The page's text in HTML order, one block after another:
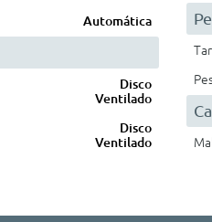
Automática
Disco
Ventilado
Disco
Ventilado